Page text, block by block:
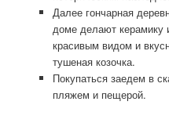
Далее гончарная
доме делают керамику
красивым видом и
тушеная козочка.
Покупаться заедем в
пляжем и пещерой.